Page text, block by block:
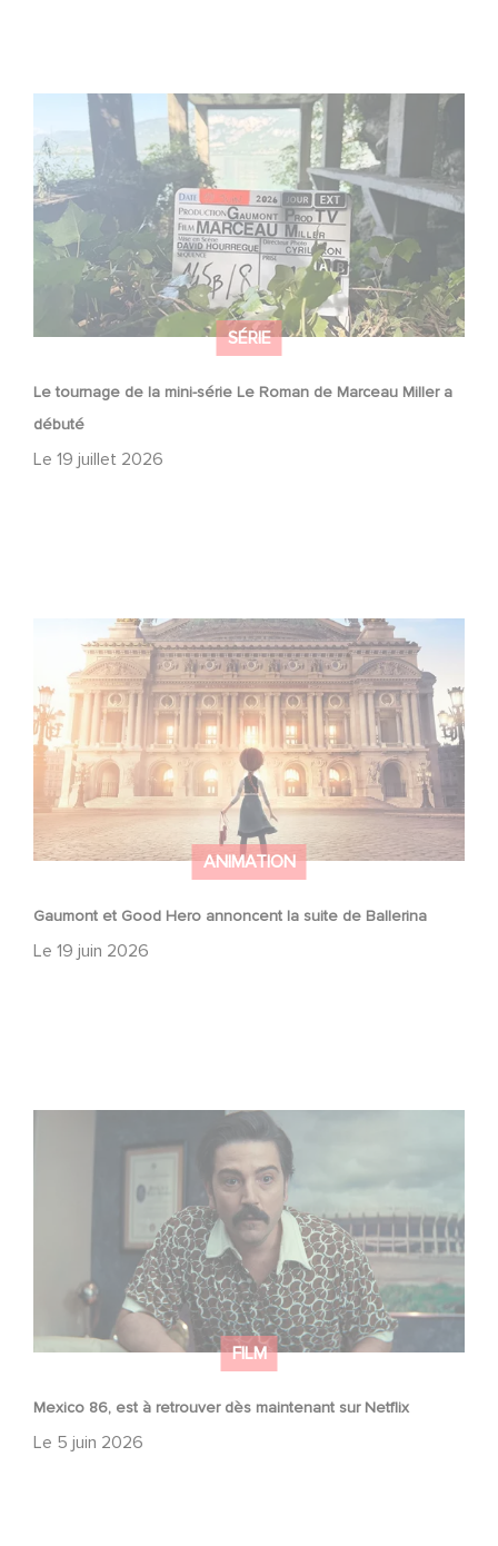
SÉRIE
Le tournage de la mini-série Le Roman de Marceau Miller a
débuté
Le 19 juillet 2026
Le tournage de la mini-série Le Roman de Marceau Miller
a débuté
ANIMATION
Gaumont et Good Hero annoncent la suite de Ballerina
Le 19 juin 2026
Gaumont et Good Hero annoncent la suite de Ballerina
FILM
Mexico 86, est à retrouver dès maintenant sur Netflix
Le 5 juin 2026
Mexico 86, est à retrouver dès maintenant sur Netflix